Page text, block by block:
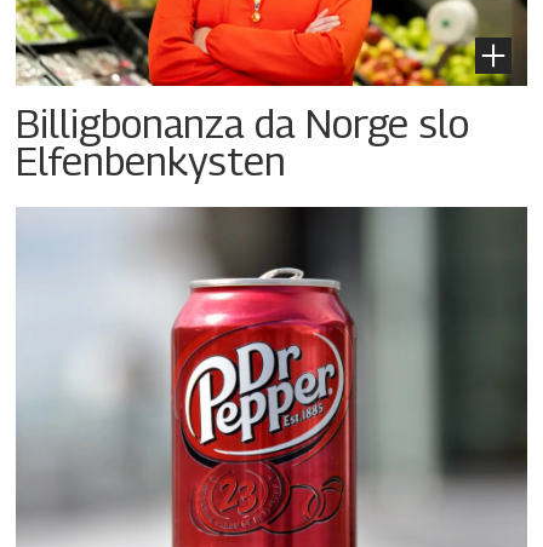
Billigbonanza da Norge slo
Elfenbenkysten